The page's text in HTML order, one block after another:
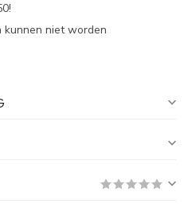
niet worden